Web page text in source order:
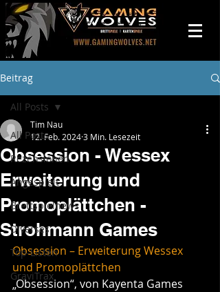
Beitrag
All Posts
Rezensionen
Angespielt
Brettspielnews
Diverses
Top-Listen
GraviTrax
All Posts
Obsession - Wessex
Erweiterung und
Promoplättchen -
Strohmann Games
Tim Nau
12. Feb. 20243 Min. Lesezeit
Obsession – Erweiterung Wessex
und Promoplättchen
„Obsession“, von Kayenta Games